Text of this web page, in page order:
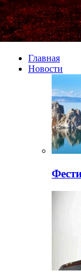
Главная
Новости